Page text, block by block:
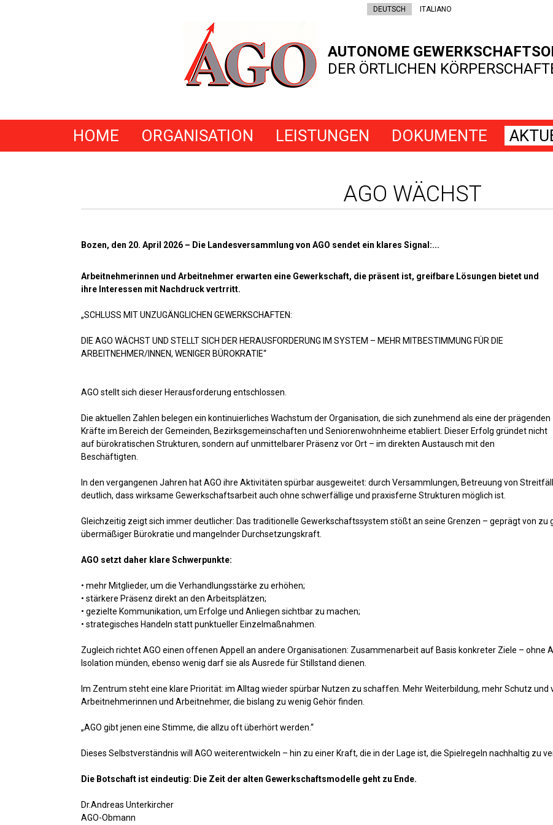
DEUTSCH ITALIANO
AUTONOME
DER ÖRTLICHEN
HOME ORGANISATION LEISTUNGEN DOKUMENTE
AGO WÄCHST
Bozen, den 20. April 2026 – Die Landesversammlung von AGO sendet ein klares Signal:...
Arbeitnehmerinnen und Arbeitnehmer erwarten eine Gewerkschaft, die präsent ist, greifbare Lösungen bietet und
ihre Interessen mit Nachdruck vertrritt.
„SCHLUSS MIT UNZUGÄNGLICHEN GEWERKSCHAFTEN:
DIE AGO WÄCHST UND STELLT SICH DER HERAUSFORDERUNG IM SYSTEM – MEHR MITBESTIMMUNG FÜR DIE
ARBEITNEHMER/INNEN, WENIGER BÜROKRATIE“
AGO stellt sich dieser Herausforderung entschlossen.
Die aktuellen Zahlen belegen ein kontinuierliches Wachstum der Organisation, die sich zunehmend als eine der prägenden
Kräfte im Bereich der Gemeinden, Bezirksgemeinschaften und Seniorenwohnheime etabliert. Dieser Erfolg gründet nicht
auf bürokratischen Strukturen, sondern auf unmittelbarer Präsenz vor Ort – im direkten Austausch mit den
Beschäftigten.
In den vergangenen Jahren hat AGO ihre Aktivitäten spürbar ausgeweitet: durch Versammlungen, Betreuung von
deutlich, dass wirksame Gewerkschaftsarbeit auch ohne schwerfällige und praxisferne Strukturen möglich ist.
Gleichzeitig zeigt sich immer deutlicher: Das traditionelle Gewerkschaftssystem stößt an seine Grenzen – geprägt von
übermäßiger Bürokratie und mangelnder Durchsetzungskraft.
AGO setzt daher klare Schwerpunkte:
• mehr Mitglieder, um die Verhandlungsstärke zu erhöhen;
• stärkere Präsenz direkt an den Arbeitsplätzen;
• gezielte Kommunikation, um Erfolge und Anliegen sichtbar zu machen;
• strategisches Handeln statt punktueller Einzelmaßnahmen.
Zugleich richtet AGO einen offenen Appell an andere Organisationen: Zusammenarbeit auf Basis konkreter Ziele – ohne
Isolation münden, ebenso wenig darf sie als Ausrede für Stillstand dienen.
Im Zentrum steht eine klare Priorität: im Alltag wieder spürbar Nutzen zu schaffen. Mehr Weiterbildung, mehr Schutz
Arbeitnehmerinnen und Arbeitnehmer, die bislang zu wenig Gehör finden.
„AGO gibt jenen eine Stimme, die allzu oft überhört werden.“
Dieses Selbstverständnis will AGO weiterentwickeln – hin zu einer Kraft, die in der Lage ist, die Spielregeln nachhaltig zu
Die Botschaft ist eindeutig: Die Zeit der alten Gewerkschaftsmodelle geht zu Ende.
Dr.Andreas Unterkircher
AGO-Obmann